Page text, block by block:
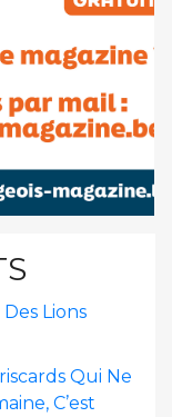
Lions
Qui Ne
C’est